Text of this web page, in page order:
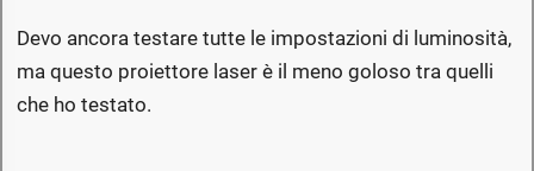
Devo ancora testare tutte le impostazioni di luminosità,
ma questo proiettore laser è il meno goloso tra quelli
che ho testato.